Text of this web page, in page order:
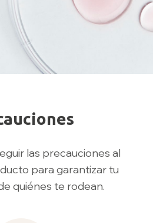
las precauciones al
para garantizar tu
quiénes te rodean.